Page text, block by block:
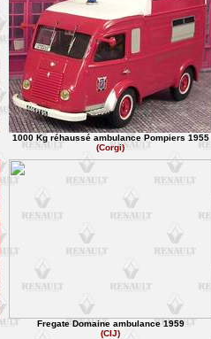
1000 Kg réhaussé ambulance Pompiers 1955
(Corgi)
Fregate Domaine ambulance 1959
(CIJ)